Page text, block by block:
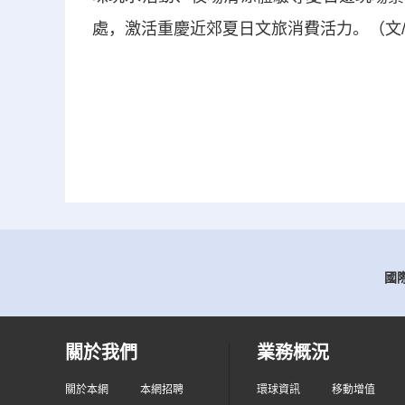
處，激活重慶近郊夏日文旅消費活力。（
國
關於我們
關於本網 本網招聘
業務概況
環球資訊 移動增值